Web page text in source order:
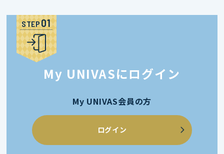
STEP
My UNIVASにログイン
My UNIVAS会員の方
ログイン